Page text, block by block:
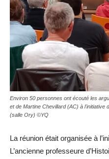
Environ 50 personnes ont écouté les
et de Martine Chevillard (AC) à l'initiative
(salle Ory) ©YQ
La réunion était organisée à
L’ancienne professeure